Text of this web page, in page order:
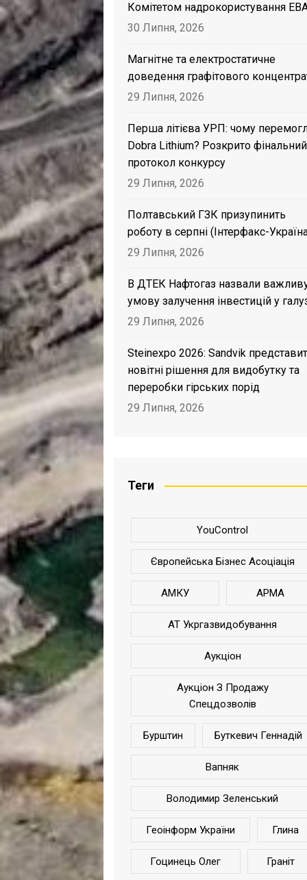
Комітетом надрокористування
30 Липня, 2026
Магнітне та електростатичне
доведення графітового
29 Липня, 2026
Перша літієва УРП: чому
Dobra Lithium? Розкрито фінальний
протокол конкурсу
29 Липня, 2026
Полтавський ГЗК призупинить
роботу в серпні (Інтерфакс-
29 Липня, 2026
В ДТЕК Нафтогаз назвали
умову залучення інвестицій у
29 Липня, 2026
Steinexpo 2026: Sandvik
новітні рішення для видобутку та
переробки гірських порід
29 Липня, 2026
Теги
YouControl
Європейська Бізнес Асоціація
АМКУ АРМА
АТ Укргазвидобування
Аукціон
Аукціон З Продажу
Спецдозволів
Бурштин Буткевич Геннадій
Вапняк
Володимир Зеленський
Геоінформ України Глина
Гоцинець Олег Граніт